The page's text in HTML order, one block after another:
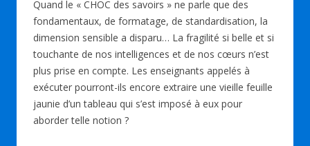
Quand le « CHOC des savoirs » ne parle que des
fondamentaux, de formatage, de standardisation, la
dimension sensible a disparu… La fragilité si belle et si
touchante de nos intelligences et de nos cœurs n’est
plus prise en compte. Les enseignants appelés à
exécuter pourront-ils encore extraire une vieille feuille
jaunie d’un tableau qui s’est imposé à eux pour
aborder telle notion ?